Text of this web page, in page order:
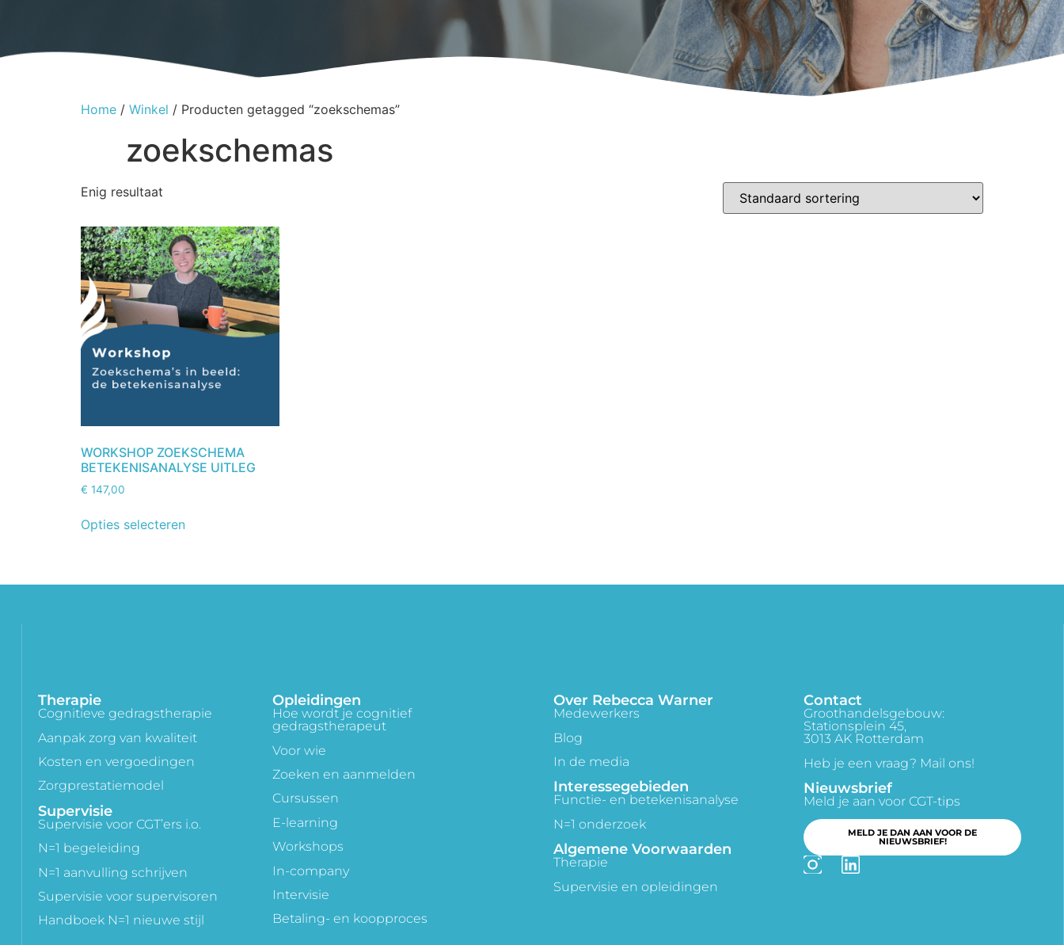
Home / Winkel / Producten getagged “zoekschemas”
zoekschemas
Enig resultaat
WORKSHOP ZOEKSCHEMA
BETEKENISANALYSE UITLEG
€ 147,00
Opties selecteren
Therapie
Cognitieve gedragstherapie
Aanpak zorg van kwaliteit
Kosten en vergoedingen
Zorgprestatiemodel
Supervisie
Supervisie voor CGT’ers i.o.
N=1 begeleiding
N=1 aanvulling schrijven
Supervisie voor supervisoren
Handboek N=1 nieuwe stijl
Opleidingen
Hoe wordt je cognitief
gedragstherapeut
Voor wie
Zoeken en aanmelden
Cursussen
E-learning
Workshops
In-company
Intervisie
Betaling- en koopproces
Over Rebecca Warner
Medewerkers
Blog
In de media
Interessegebieden
Functie- en betekenisanalyse
N=1 onderzoek
Algemene Voorwaarden
Therapie
Supervisie en opleidingen
Contact
Groothandelsgebouw:
Stationsplein 45,
3013 AK Rotterdam
Heb je een vraag? Mail ons!
Nieuwsbrief
Meld je aan voor CGT-tips
MELD JE DAN AAN VOOR DE
NIEUWSBRIEF!